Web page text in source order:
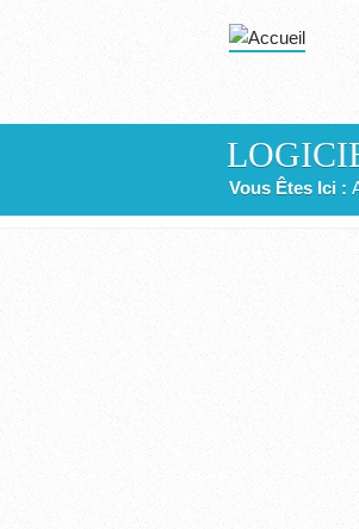
VOUS
Vous Êtes Ici :